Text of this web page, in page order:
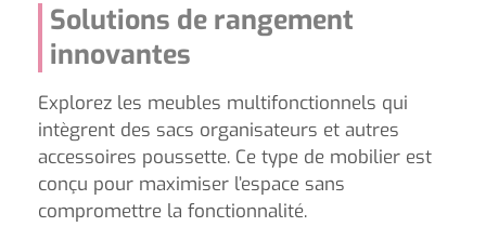
Solutions de rangement
innovantes
Explorez les meubles multifonctionnels qui
intègrent des sacs organisateurs et autres
accessoires poussette. Ce type de mobilier est
conçu pour maximiser l’espace sans
compromettre la fonctionnalité.